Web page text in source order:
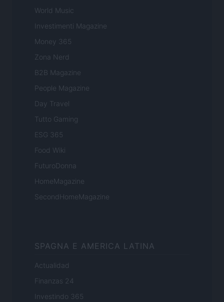
World Music
Investimenti Magazine
Money 365
Zona Nerd
B2B Magazine
People Magazine
Day Travel
Tutto Gaming
ESG 365
Food Wiki
FuturoDonna
HomeMagazine
SecondHomeMagazine
SPAGNA E AMERICA LATINA
Actualidad
Finanzas 24
Investindo 365